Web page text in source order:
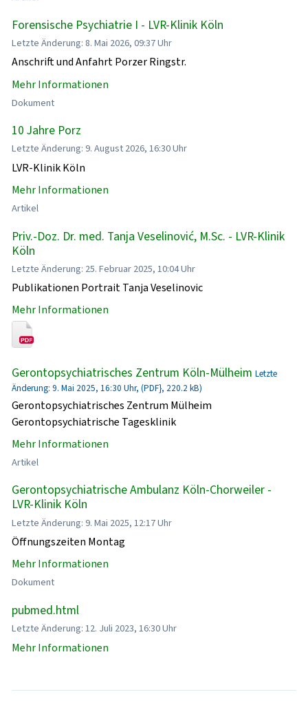
Forensische Psychiatrie I - LVR-Klinik Köln
Letzte Änderung: 8. Mai 2026, 09:37 Uhr
Anschrift und Anfahrt Porzer Ringstr.
Mehr Informationen
Dokument
10 Jahre Porz
Letzte Änderung: 9. August 2026, 16:30 Uhr
LVR-Klinik Köln
Mehr Informationen
Artikel
Priv.-Doz. Dr. med. Tanja Veselinović, M.Sc. - LVR-Klinik
Köln
Letzte Änderung: 25. Februar 2025, 10:04 Uhr
Publikationen Portrait Tanja Veselinovic
Mehr Informationen
Gerontopsychiatrisches Zentrum Köln-Mülheim Letzte
Änderung: 9. Mai 2025, 16:30 Uhr, (PDF}, 220.2 kB)
Gerontopsychiatrisches Zentrum Mülheim
Gerontopsychiatrische Tagesklinik
Mehr Informationen
Artikel
Gerontopsychiatrische Ambulanz Köln-Chorweiler -
LVR-Klinik Köln
Letzte Änderung: 9. Mai 2025, 12:17 Uhr
Öffnungszeiten Montag
Mehr Informationen
Dokument
pubmed.html
Letzte Änderung: 12. Juli 2023, 16:30 Uhr
Mehr Informationen